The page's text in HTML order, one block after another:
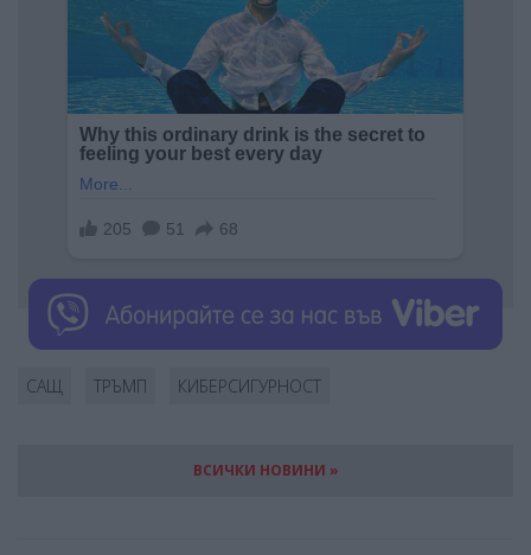
САЩ ТРЪМП КИБЕРСИГУРНОСТ
ВСИЧКИ НОВИНИ »